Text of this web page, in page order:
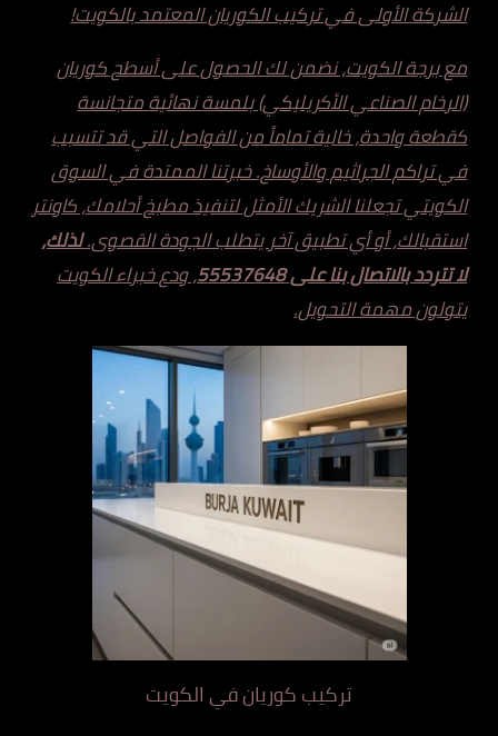
الشركة الأولى في تركيب الكوريان المعتمد بالكويت!
مع برجة الكويت، نضمن لك الحصول على أسطح كوريان
(الرخام الصناعي الأكريليكي) بلمسة نهائية متجانسة
كقطعة واحدة، خالية تماماً من الفواصل التي قد تتسبب
في تراكم الجراثيم والأوساخ. خبرتنا الممتدة في السوق
الكويتي تجعلنا الشريك الأمثل لتنفيذ مطبخ أحلامك، كاونتر
استقبالك، أو أي تطبيق آخر يتطلب الجودة القصوى.لذلك،
لا تتردد بالاتصال بنا على 55537648
، ودع خبراء الكويت
يتولون مهمة التحويل.
تركيب كوريان في الكويت